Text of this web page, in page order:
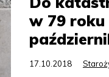
w 79 roku
17.10.2018